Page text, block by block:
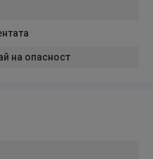
на опасност